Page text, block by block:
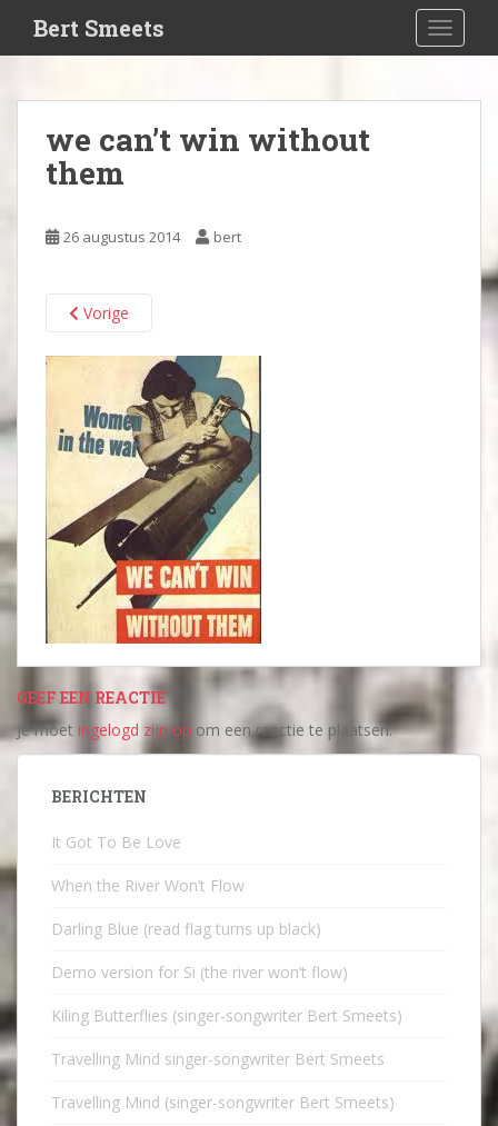
i
t
Bert Smeets
we can’t win without
them
26 augustus 2014 bert
Vorige
GEEF EEN REACTIE
Je moet ingelogd zijn op om een reactie te plaatsen.
BERICHTEN
It Got To Be Love
When the River Won’t Flow
Darling Blue (read flag turns up black)
Demo version for Si (the river won’t flow)
Kiling Butterflies (singer-songwriter Bert Smeets)
Travelling Mind singer-songwriter Bert Smeets
Travelling Mind (singer-songwriter Bert Smeets)